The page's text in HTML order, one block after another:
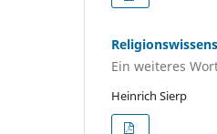
Ein weiteres
Heinrich Sierp